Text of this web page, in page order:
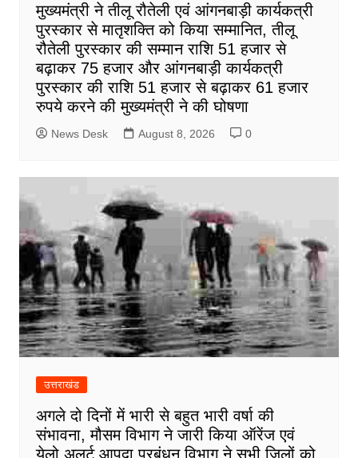
मुख्यमंत्री ने तीलू रौतेली एवं आंगनबाड़ी कार्यकत्री
पुरस्कार से मातृशक्ति को किया सम्मानित, तीलू
रौतेली पुरस्कार की सम्मान राशि 51 हजार से
बढ़ाकर 75 हजार और आंगनबाड़ी कार्यकत्री
पुरस्कार की राशि 51 हजार से बढ़ाकर 61 हजार
रुपये करने की मुख्यमंत्री ने की घोषणा
News Desk August 8, 2026 0
उत्तराखंड
अगले दो दिनों में भारी से बहुत भारी वर्षा की
संभावना, मौसम विभाग ने जारी किया ऑरेंज एवं
येलो अलर्ट आपदा प्रबंधन विभाग ने सभी जिलों को